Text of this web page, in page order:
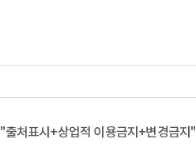
"출처표시+상업적 이용금지+변경금지"